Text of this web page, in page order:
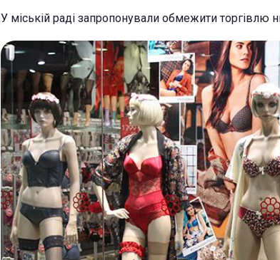
У міській раді запропонували обмежити